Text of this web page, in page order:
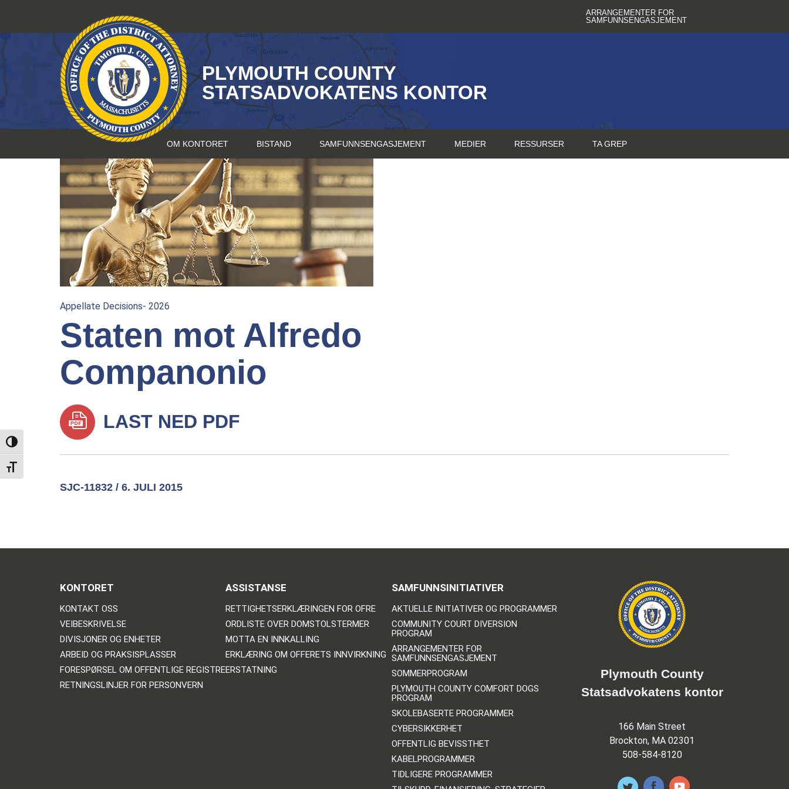
TOGGLE HIGH CONTRAST
TOGGLE FONT SIZE
innhold
ARRANGEMENTER FOR
SAMFUNNSENGASJEMENT
PLYMOUTH COUNTY
STATSADVOKATENS KONTOR
OM KONTORET BISTAND SAMFUNNSENGASJEMENT MEDIER RESSURSER TA GREP
Appellate Decisions- 2026
Staten mot Alfredo
Companonio
LAST NED PDF
SJC-11832 / 6. JULI 2015
KONTORET
KONTAKT OSS
VEIBESKRIVELSE
DIVISJONER OG ENHETER
ARBEID OG PRAKSISPLASSER
FORESPØRSEL OM OFFENTLIGE REGISTRE
RETNINGSLINJER FOR PERSONVERN
ASSISTANSE
RETTIGHETSERKLÆRINGEN FOR OFRE
ORDLISTE OVER DOMSTOLSTERMER
MOTTA EN INNKALLING
ERKLÆRING OM OFFERETS INNVIRKNING
ERSTATNING
SAMFUNNSINITIATIVER
AKTUELLE INITIATIVER OG PROGRAMMER
COMMUNITY COURT DIVERSION
PROGRAM
ARRANGEMENTER FOR
SAMFUNNSENGASJEMENT
SOMMERPROGRAM
PLYMOUTH COUNTY COMFORT DOGS
PROGRAM
SKOLEBASERTE PROGRAMMER
CYBERSIKKERHET
OFFENTLIG BEVISSTHET
KABELPROGRAMMER
TIDLIGERE PROGRAMMER
Plymouth County
Statsadvokatens kontor
166 Main Street
Brockton, MA 02301
508-584-8120